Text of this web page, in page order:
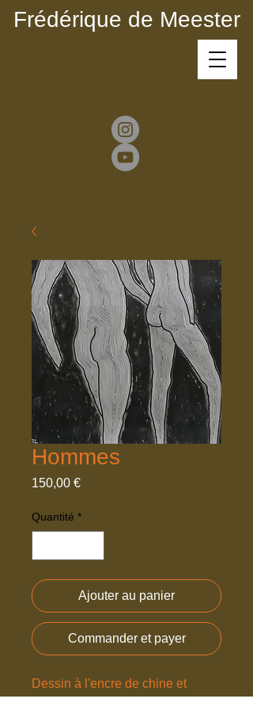
Frédérique de Meester
Hommes
150,00 €Prix
Quantité *
Ajouter au panier
Commander et payer
Dessin à l'encre de chine et